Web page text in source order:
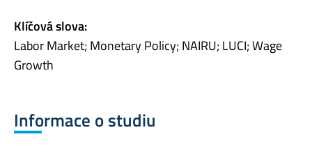
Klíčová slova:
Labor Market; Monetary Policy; NAIRU; LUCI; Wage
Growth
Informace o studiu